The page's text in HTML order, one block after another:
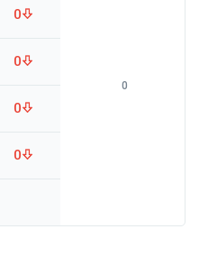
0
0
0
0
0